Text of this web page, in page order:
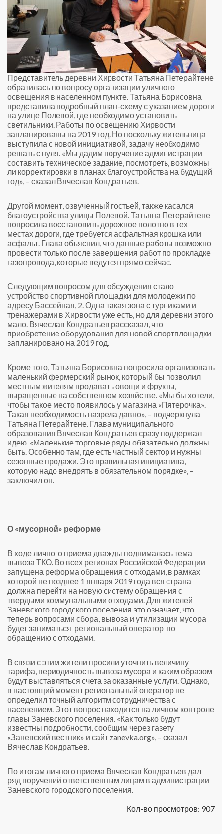
Представитель деревни Хирвости Татьяна Петерайтене
обратилась по вопросу организации уличного
освещения в населенном пункте. Татьяна Борисовна
представила подробный план-схему с указанием дороги
на улице Полевой, где необходимо установить
светильники. Работы по освещению Хирвости
запланированы на 2019 год. Но поскольку жительница
выступила с новой инициативой, задачу необходимо
решать с нуля. «Мы дадим поручение администрации
составить техническое задание, посмотреть, возможны
ли корректировки в планах благоустройства на будущий
год», – сказал Вячеслав Кондратьев.
Другой момент, озвученный гостьей, также касался
благоустройства улицы Полевой. Татьяна Петерайтене
попросила восстановить дорожное полотно в тех
местах дороги, где требуется асфальтная крошка или
асфальт. Глава объяснил, что данные работы возможно
провести только после завершения работ по прокладке
газопровода, которые ведутся прямо сейчас.
Следующим вопросом для обсуждения стало
устройство спортивной площадки для молодежи по
адресу Бассейная, 2. Одна такая зона с турниками и
тренажерами в Хирвости уже есть, но для деревни этого
мало. Вячеслав Кондратьев рассказал, что
приобретение оборудования для новой спортплощадки
запланировано на 2019 год.
Кроме того, Татьяна Борисовна попросила организовать
маленький фермерский рынок, который бы позволил
местным жителям продавать овощи и фрукты,
выращенные на собственном хозяйстве. «Мы бы хотели,
чтобы такое место появилось у магазина «Пятерочка».
Такая необходимость назрела давно», – подчеркнула
Татьяна Петерайтене. Глава муниципального
образования Вячеслав Кондратьев сразу поддержал
идею. «Маленькие торговые ряды обязательно должны
быть. Особенно там, где есть частный сектор и нужны
сезонные продажи. Это правильная инициатива,
которую надо внедрять в обязательном порядке», –
заключил он.
О «мусорной» реформе
В ходе личного приема дважды поднималась тема
вывоза ТКО. Во всех регионах Российской Федерации
запущена реформа обращения с отходами, в рамках
которой не позднее 1 января 2019 года вся страна
должна перейти на новую систему обращения с
твердыми коммунальными отходами. Для жителей
Заневского городского поселения это означает, что
теперь вопросами сбора, вывоза и утилизации мусора
будет заниматься региональный оператор по
обращению с отходами.
В связи с этим жители просили уточнить величину
тарифа, периодичность вывоза мусора и каким образом
будут выставляться счета за оказанные услуги. Однако,
в настоящий момент региональный оператор не
определил точный алгоритм сотрудничества с
населением. Этот вопрос находится на личном контроле
главы Заневского поселения. «Как только будут
известны подробности, сообщим через газету
«Заневский вестник» и сайт zanevka.org», – сказал
Вячеслав Кондратьев.
По итогам личного приема Вячеслав Кондратьев дал
ряд поручений ответственным лицам в администрации
Заневского городского поселения.
Кол-во просмотров: 907